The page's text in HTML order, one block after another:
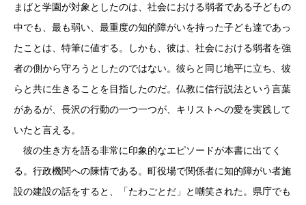
まばと学園が対象としたのは、社会における弱者である子どもの
中でも、最も弱い、最重度の知的障がいを持った子ども達であっ
たことは、特筆に値する。しかも、彼は、社会における弱者を強
者の側から守ろうとしたのではない。彼らと同じ地平に立ち、彼
らと共に生きることを目指したのだ。仏教に信行説法という言葉
があるが、長沢の行動の一つ一つが、キリストへの愛を実践して
いたと言える。
彼の生き方を語る非常に印象的なエピソードが本書に出てく
る。行政機関への陳情である。町役場で関係者に知的障がい者施
設の建設の話をすると、「たわごとだ」と嘲笑された。県庁でも